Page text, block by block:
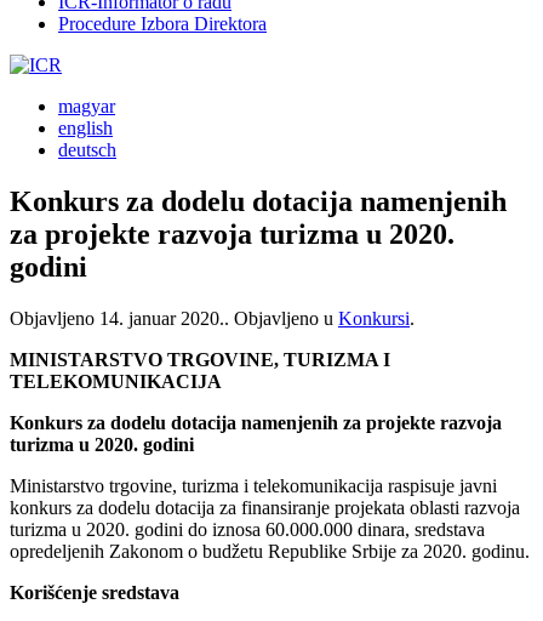
Procedure Izbora Direktora
magyar
english
deutsch
Konkurs za dodelu dotacija namenjenih
za projekte razvoja turizma u 2020.
godini
Objavljeno 14. januar 2020.. Objavljeno u Konkursi.
MINISTARSTVO TRGOVINE, TURIZMA I
TELEKOMUNIKACIJA
Konkurs za dodelu dotacija namenjenih za projekte razvoja
turizma u 2020. godini
Ministarstvo trgovine, turizma i telekomunikacija raspisuje javni
konkurs za dodelu dotacija za finansiranje projekata oblasti razvoja
turizma u 2020. godini do iznosa 60.000.000 dinara, sredstava
opredeljenih Zakonom o budžetu Republike Srbije za 2020. godinu.
Korišćenje sredstava